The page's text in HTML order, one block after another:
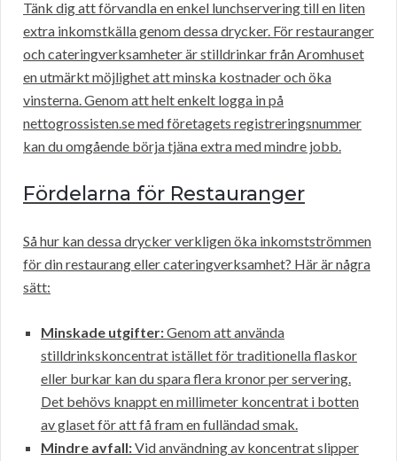
Tänk dig att förvandla en enkel lunchservering till en liten
extra inkomstkälla genom dessa drycker. För restauranger
och cateringverksamheter är stilldrinkar från Aromhuset
en utmärkt möjlighet att minska kostnader och öka
vinsterna. Genom att helt enkelt logga in på
nettogrossisten.se med företagets registreringsnummer
kan du omgående börja tjäna extra med mindre jobb.
Fördelarna för Restauranger
Så hur kan dessa drycker verkligen öka inkomstströmmen
för din restaurang eller cateringverksamhet? Här är några
sätt:
Minskade utgifter:Genom att använda
stilldrinkskoncentrat istället för traditionella flaskor
eller burkar kan du spara flera kronor per servering.
Det behövs knappt en millimeter koncentrat i botten
av glaset för att få fram en fulländad smak.
Mindre avfall:Vid användning av koncentrat slipper